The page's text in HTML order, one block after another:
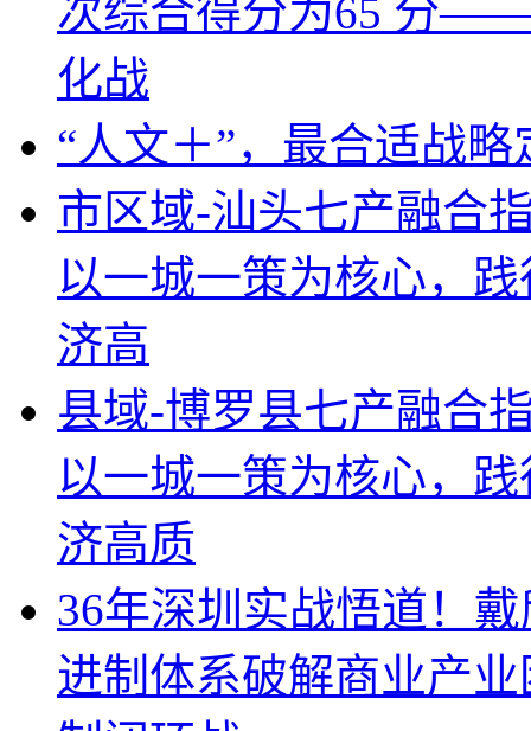
前主流理论（特别是
学及
戴欣明主要在核心导
度继承借鉴了顾炎武
当代需求
市区域-揭阳七产融合
次综合得分为65 分
化战
“人文＋”，最合适战
市区域-汕头七产融合
以一城一策为核心，